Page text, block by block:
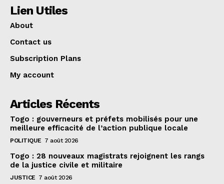
Lien Utiles
About
Contact us
Subscription Plans
My account
Articles Récents
Togo : gouverneurs et préfets mobilisés pour une
meilleure efficacité de l’action publique locale
POLITIQUE 7 août 2026
Togo : 28 nouveaux magistrats rejoignent les rangs
de la justice civile et militaire
JUSTICE 7 août 2026